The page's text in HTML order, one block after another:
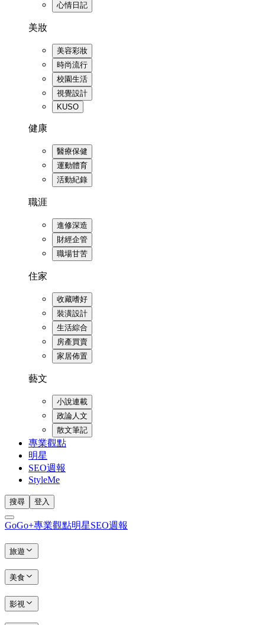
心情日記
美妝
美容彩妝
時尚流行
校園生活
視覺設計
KUSO
健康
醫療保健
運動體育
活動紀錄
職涯
進修深造
財經企管
職場甘苦
住家
收藏嗜好
裝潢設計
生活綜合
房產買賣
家居佈置
藝文
小說連載
政論人文
散文筆記
專業觀點
明星
SEO週報
StyleMe
搜尋 登入
GoGo+專業觀點明星SEO週報
旅遊
美食
影視